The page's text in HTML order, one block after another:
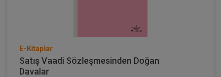
E-Kitaplar
Satış Vaadi Sözleşmesinden Doğan
Davalar